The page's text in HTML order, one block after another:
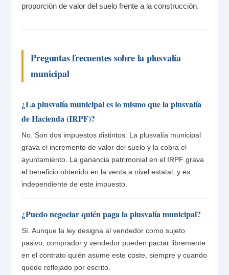
proporción de valor del suelo frente a la construcción.
Preguntas frecuentes sobre la plusvalía
municipal
¿La plusvalía municipal es lo mismo que la plusvalía
de Hacienda (IRPF)?
No. Son dos impuestos distintos. La plusvalía municipal
grava el incremento de valor del suelo y la cobra el
ayuntamiento. La ganancia patrimonial en el IRPF grava
el beneficio obtenido en la venta a nivel estatal, y es
independiente de este impuesto.
¿Puedo negociar quién paga la plusvalía municipal?
Sí. Aunque la ley designa al vendedor como sujeto
pasivo, comprador y vendedor pueden pactar libremente
en el contrato quién asume este coste, siempre y cuando
quede reflejado por escrito.